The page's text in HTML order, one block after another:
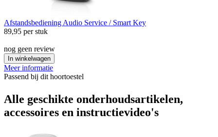
Afstandsbediening Audio Service / Smart Key
89,95 per stuk
nog geen review
In winkelwagen
Meer informatie
Passend bij dit hoortoestel
Alle geschikte onderhoudsartikelen,
accessoires en instructievideo's